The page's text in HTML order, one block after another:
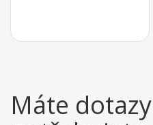
Máte